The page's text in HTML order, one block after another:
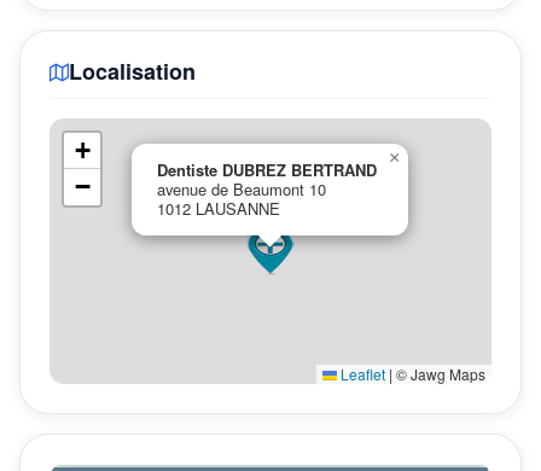
Localisation
Dentiste DUBREZ BERTRAND
avenue de Beaumont 10
1012 LAUSANNE
×
+
−
Leaflet | © Jawg Maps